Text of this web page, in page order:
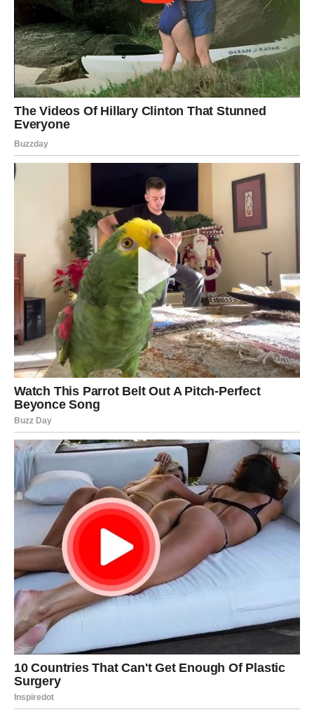
U poslu – stabilan napredak.
U ljubavi – potreba za sigurnošću i ozbiljnošću.
Karmički balans dolazi kroz strpljenje.
KUMBHA (VODOLIJA) –
IZNENAĐENJE SUDBINE
Rahu donosi neočekivane obrate. Može doći do
iznenadne poruke ili poslovne prilike.
U ljubavi – emocije se bude neočekivano.
Karma vas podseća da budete otvoreni za promene.
MEENA (RIBE) – DUHOVNO
PROBUĐENJE
Jupiter i Neptun pojačavaju intuiciju. Zadnja dekada
februara donosi emotivnu jasnoću i romantične trenutke.
U poslu – stabilizacija kroz miran pristup.
Karma vas nagrađuje za saosećanje i veru.